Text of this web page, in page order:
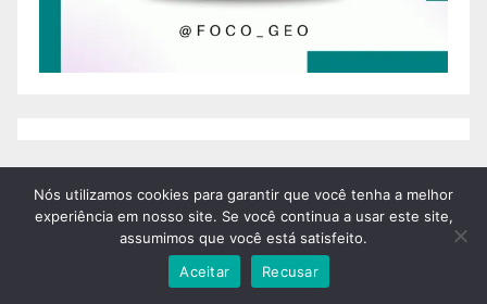
Nós utilizamos cookies para garantir que você tenha a melhor
experiência em nosso site. Se você continua a usar este site,
assumimos que você está satisfeito.
Aceitar
Recusar